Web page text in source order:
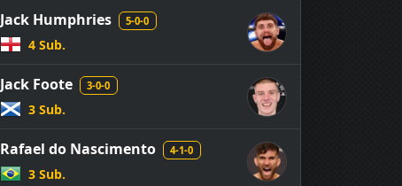
Jack Humphries 5-0-0
4 Sub.
Jack Foote 3-0-0
3 Sub.
Rafael do Nascimento 4-1-0
3 Sub.